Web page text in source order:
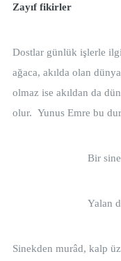
Zayıf fikirler
Dostlar günlük işlerle
ağaca, akılda olan
olmaz ise akıldan da
olur. Yunus Emre bu
Bir
Yalan
Sinekden murâd, kalp